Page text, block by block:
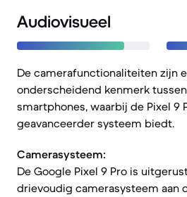
Audiovisueel
De camerafunctionaliteiten zijn
onderscheidend kenmerk
smartphones, waarbij de Pixel 9
geavanceerder systeem biedt.
Camerasysteem:
De Google Pixel 9 Pro is
drievoudig camerasysteem aan